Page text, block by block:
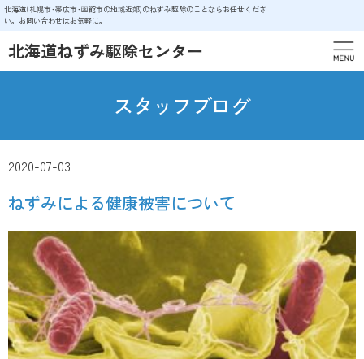
北海道(札幌市･帯広市･函館市の地域近郊)のねずみ駆除のことならお任せくださ
い。お問い合わせはお気軽に。
北海道ねずみ駆除センター
スタッフブログ
2020-07-03
ねずみによる健康被害について